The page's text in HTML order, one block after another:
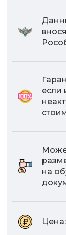
если
на
Цена: